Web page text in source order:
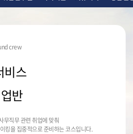
crew
비스
반
무직무 관련 취업에 맞춰
킹을 집중적으로 준비하는 코스입니다.